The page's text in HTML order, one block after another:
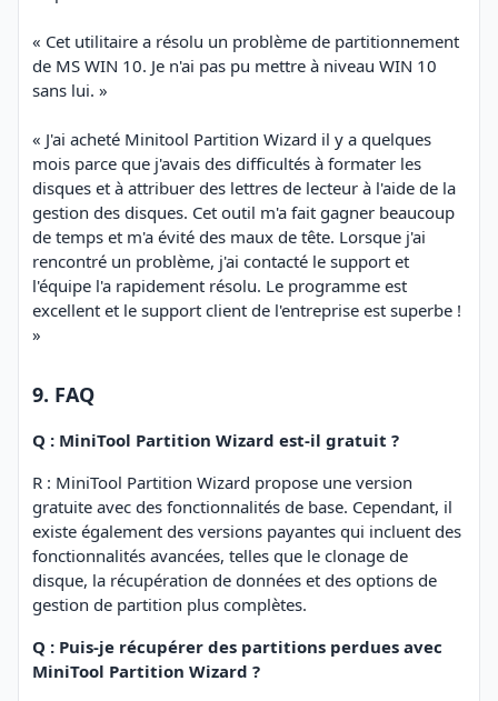
« Cet utilitaire a résolu un problème de partitionnement
de MS WIN 10. Je n'ai pas pu mettre à niveau WIN 10
sans lui. »
« J'ai acheté Minitool Partition Wizard il y a quelques
mois parce que j'avais des difficultés à formater les
disques et à attribuer des lettres de lecteur à l'aide de la
gestion des disques. Cet outil m'a fait gagner beaucoup
de temps et m'a évité des maux de tête. Lorsque j'ai
rencontré un problème, j'ai contacté le support et
l'équipe l'a rapidement résolu. Le programme est
excellent et le support client de l'entreprise est superbe !
»
9. FAQ
Q : MiniTool Partition Wizard est-il gratuit ?
R : MiniTool Partition Wizard propose une version
gratuite avec des fonctionnalités de base. Cependant, il
existe également des versions payantes qui incluent des
fonctionnalités avancées, telles que le clonage de
disque, la récupération de données et des options de
gestion de partition plus complètes.
Q : Puis-je récupérer des partitions perdues avec
MiniTool Partition Wizard ?